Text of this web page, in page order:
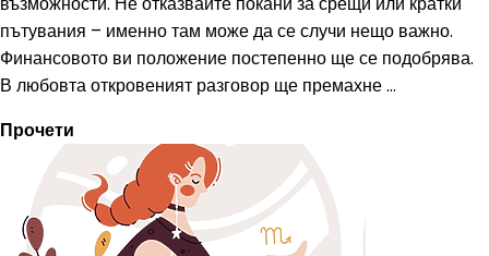
пътувания – именно там може да се случи нещо важно.
Финансовото ви положение постепенно ще се подобрява.
В любовта откровеният разговор ще премахне ...
Прочети